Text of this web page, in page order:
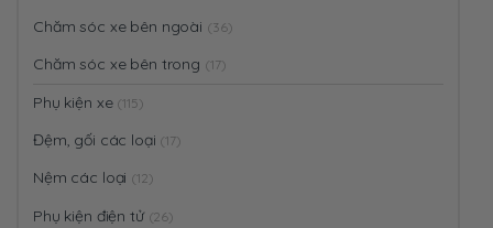
Chăm sóc xe bên ngoài (36)
Chăm sóc xe bên trong (17)
Phụ kiện xe (115)
Đệm, gối các loại (17)
Nệm các loại (12)
Phụ kiện điện tử (26)